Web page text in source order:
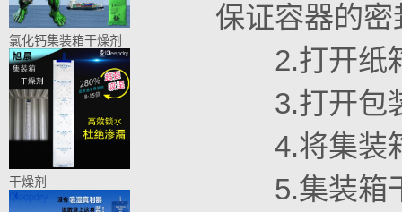
氯化钙集装箱干燥剂
干燥剂
保证容器的密
2.打开纸箱
3.打开包装
4.将集装箱
5.集装箱干